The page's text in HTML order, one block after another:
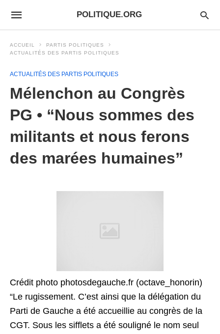
POLITIQUE.ORG
ACCUEIL
PARTIS POLITIQUES
ACTUALITÉS DES PARTIS POLITIQUES
ACTUALITÉS DES PARTIS POLITIQUES
Mélenchon au Congrès
PG • “Nous sommes des
militants et nous ferons
des marées humaines”
Crédit photo photosdegauche.fr (octave_honorin)
“Le rugissement. C’est ainsi que la délégation du
Parti de Gauche a été accueillie au congrès de la
CGT. Sous les sifflets a été souligné le nom seul